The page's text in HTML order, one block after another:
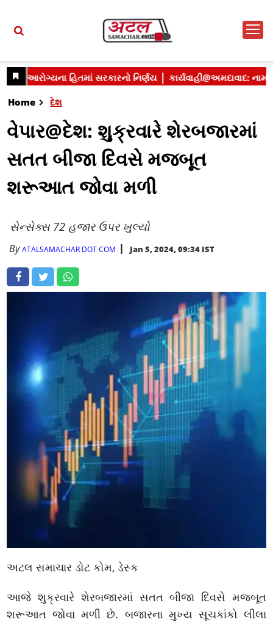
Home દેશ
વેપાર@દેશ: શુક્રવારે શેરબજારમાં
સતત બીજા દિવસે મજબૂત
શરૂઆત જોવા મળી
સેન્સેક્સ 72 હજાર ઉપર ખુલ્યો
ByATALSAMACHAR DOT COM Jan 5, 2024, 09:34 IST
અટલ સમાચાર ડોટ કોમ, ડેસ્ક
આજે શુક્રવારે શેરબજારમાં સતત બીજા દિવસે મજબૂત
શરૂઆત જોવા મળી છે. બજારના મુખ્ય સૂચકાંકો લીલા